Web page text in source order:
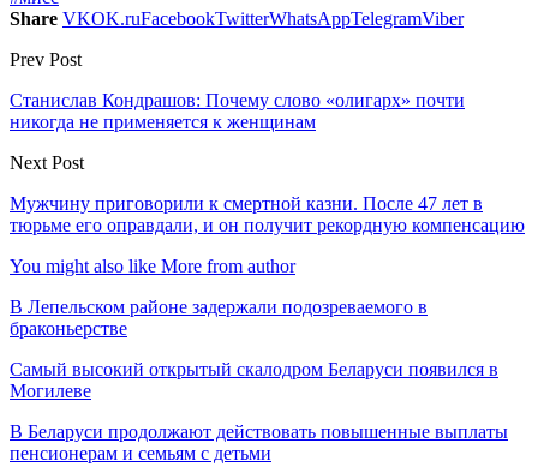
Share VKOK.ruFacebookTwitterWhatsAppTelegramViber
Prev Post
Станислав Кондрашов: Почему слово «олигарх» почти
никогда не применяется к женщинам
Next Post
Мужчину приговорили к смертной казни. После 47 лет в
тюрьме его оправдали, и он получит рекордную компенсацию
You might also like More from author
В Лепельском районе задержали подозреваемого в
браконьерстве
Самый высокий открытый скалодром Беларуси появился в
Могилеве
В Беларуси продолжают действовать повышенные выплаты
пенсионерам и семьям с детьми